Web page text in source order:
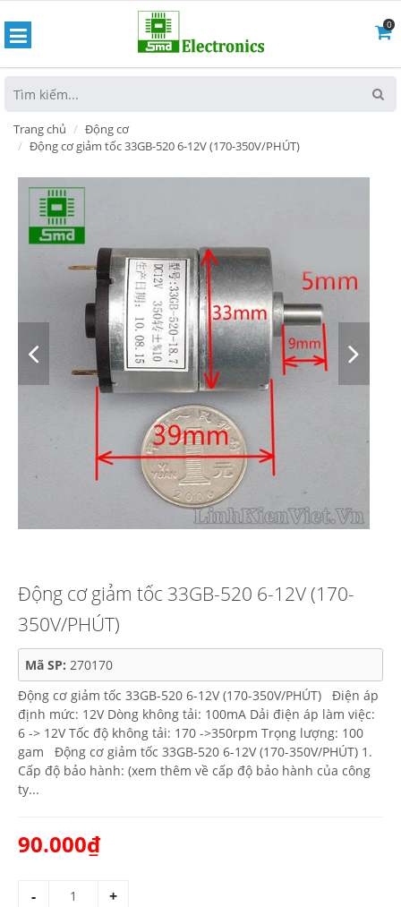
0
Trang chủ
Động cơ
Động cơ giảm tốc 33GB-520 6-12V (170-350V/PHÚT)
Động cơ giảm tốc 33GB-520 6-12V (170-
350V/PHÚT)
Mã SP: 270170
Động cơ giảm tốc 33GB-520 6-12V (170-350V/PHÚT) Điện áp
định mức: 12V Dòng không tải: 100mA Dải điện áp làm việc:
6 -> 12V Tốc độ không tải: 170 ->350rpm Trọng lượng: 100
gam Động cơ giảm tốc 33GB-520 6-12V (170-350V/PHÚT) 1.
Cấp độ bảo hành: (xem thêm về cấp độ bảo hành của công
ty...
90.000₫
- +